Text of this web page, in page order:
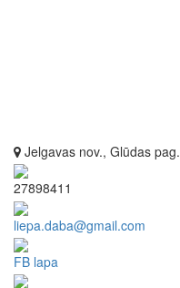
Jelgavas nov., Glūdas pag.
27898411
liepa.daba@gmail.com
FB lapa